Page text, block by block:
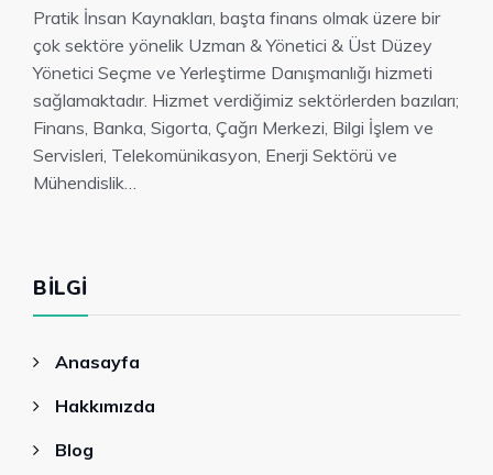
Pratik İnsan Kaynakları, başta finans olmak üzere bir
çok sektöre yönelik Uzman & Yönetici & Üst Düzey
Yönetici Seçme ve Yerleştirme Danışmanlığı hizmeti
sağlamaktadır. Hizmet verdiğimiz sektörlerden bazıları;
Finans, Banka, Sigorta, Çağrı Merkezi, Bilgi İşlem ve
Servisleri, Telekomünikasyon, Enerji Sektörü ve
Mühendislik…
BILGI
Anasayfa
Hakkımızda
Blog